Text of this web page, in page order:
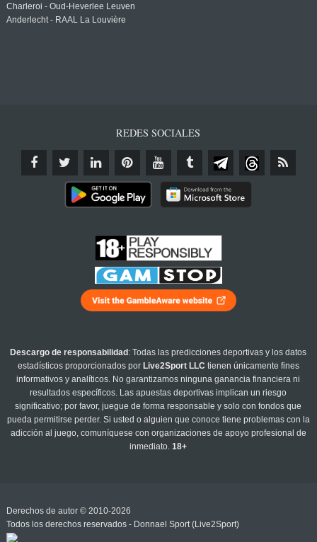
Charleroi - Oud-Heverlee Leuven
Anderlecht - RAAL La Louvière
REDES SOCIALES
Descargo de responsabilidad : Todas las predicciones deportivas y los datos
estadísticos proporcionados por Live2Sport LLC tienen únicamente fines
informativos y analíticos. No garantizamos ninguna ganancia financiera ni
resultados específicos. Las apuestas deportivas implican un riesgo
significativo; por favor, juegue de forma responsable y solo con fondos que
pueda permitirse perder. Si usted o alguien que conoce tiene problemas con la
adicción al juego, comuníquese con organizaciones de apoyo profesional de
inmediato.18+
Derechos de autor © 2010-2026
Todos los derechos reservados - Donnael Sport (Live2Sport)